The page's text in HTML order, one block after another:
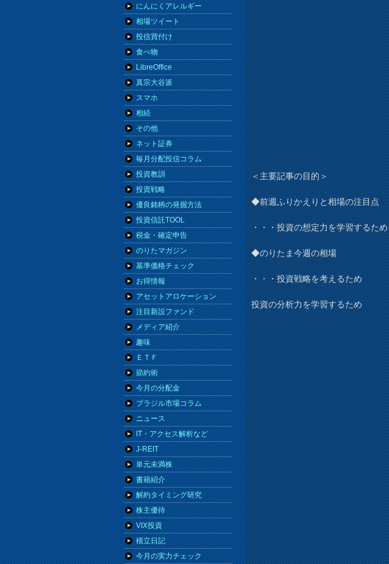
＜主要記事の目的＞
◆前週ふりかえりと相場の注目点
・・・投資の想定力を学習するため
◆のりたま今週の相場
・・・投資戦略を考えるため
投資の分析力を学習するため
にんにくアレルギー
相場ツイート
投信買付け
食べ物
LibreOffice
真宗大谷派
スマホ
相続
その他
ネット証券
毎月分配投信コラム
投資教訓
投資戦略
優良銘柄の発掘方法
投資信託TOOL
税金・確定申告
のりたマガジン
基準価格チェック
お得情報
アセットアロケーション
注目新設ファンド
メディア紹介
趣味
ＥＴＦ
節約術
今月の分配金
ブラジル市場コラム
ニュース
IT・アクセス解析など
J-REIT
単元未満株
書籍紹介
解約タイミング研究
株主優待
VIX投資
積立日記
今月の実力チェック